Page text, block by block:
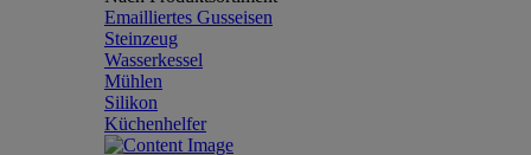
Emailliertes Gusseisen
Steinzeug
Wasserkessel
Mühlen
Silikon
Küchenhelfer